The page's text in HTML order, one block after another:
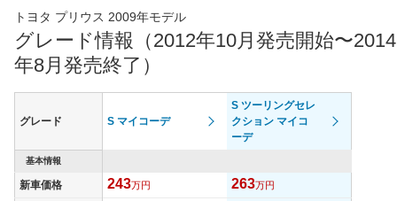
エンジン
最高出力 73.00 [99]/ 5,200 73.00 [99]/ 5,200 73.00
最高トルク 142 [14.5]/ 4,000
(前)
215/45R17 87W
タイヤサイズ
(後)
195/65R15 91S 215/45R17 87W
トヨタ プリウス 2009年モデル
グレード情報（2012年10月発売開始〜2014
年8月発売終了）
グレード S マイコーデ
S ツーリングセレ
クション マイコ
ーデ
基本情報
新車価格 243万円 263万円